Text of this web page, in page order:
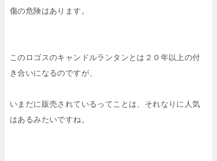
傷の危険はあります。
このロゴスのキャンドルランタンとは２０年以上の付
き合いになるのですが、
いまだに販売されているってことは、それなりに人気
はあるみたいですね。